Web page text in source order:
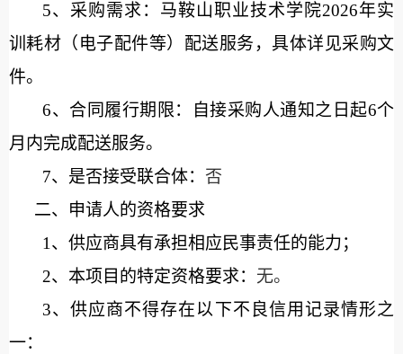
5、采购需求： 马鞍山职业技术学院2026年实
训耗材（电子配件等）配送服务 ，具体详见采购文
件。
6、合同履行期限：
自接采购人通知之日起6个
月内完成配送服务。
7、是否接受联合体： 否
二、申请人的资格要求
1、 供应商具有承担相应民事责任的能力；
2、本项目的特定资格要求： 无。
3、供应商不得存在以下不良信用记录情形之
一：